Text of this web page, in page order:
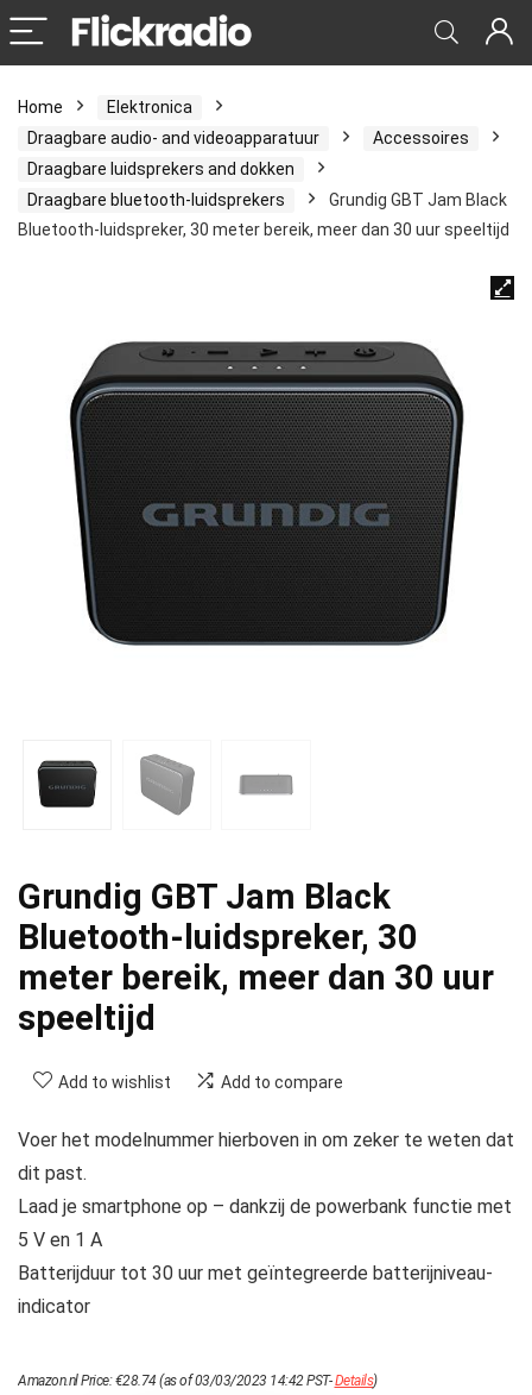
Home
Elektronica
Draagbare audio- and videoapparatuur
Accessoires
Draagbare luidsprekers and dokken
Draagbare bluetooth-luidsprekers
Grundig GBT Jam Black
Bluetooth-luidspreker, 30 meter bereik, meer dan 30 uur speeltijd
Grundig GBT Jam Black
Bluetooth-luidspreker, 30
meter bereik, meer dan 30 uur
speeltijd
Add to wishlist Add to compare
Voer het modelnummer hierboven in om zeker te weten dat
dit past.
Laad je smartphone op – dankzij de powerbank functie met
5 V en 1 A
Batterijduur tot 30 uur met geïntegreerde batterijniveau-
indicator
Amazon.nl Price:€28.74 (as of 03/03/2023 14:42 PST-Details)